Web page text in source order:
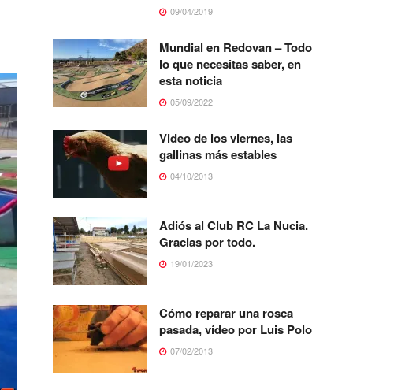
09/04/2019
Mundial en Redovan – Todo
lo que necesitas saber, en
esta noticia
05/09/2022
Video de los viernes, las
gallinas más estables
04/10/2013
Adiós al Club RC La Nucia.
Gracias por todo.
19/01/2023
Cómo reparar una rosca
pasada, vídeo por Luis Polo
07/02/2013